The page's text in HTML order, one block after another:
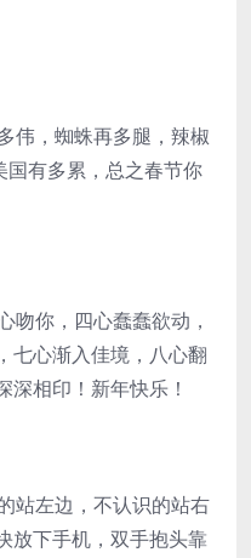
伟，蜘蛛再多腿，辣椒
有多累，总之春节你
吻你，四心蠢蠢欲动，
七心渐入佳境，八心翻
深相印！新年快乐！
站左边，不认识的站右
放下手机，双手抱头靠